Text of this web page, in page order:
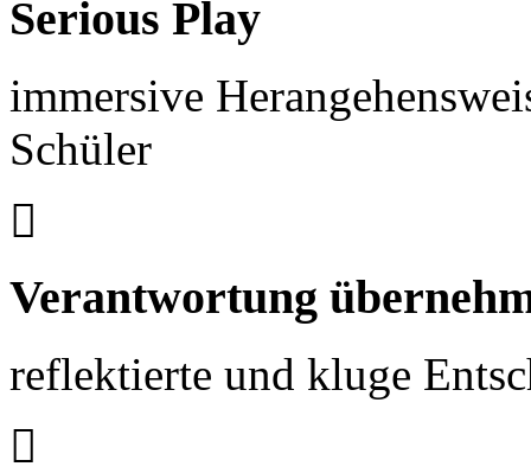
Serious Play
immersive
Schüler
Verantwortung
reflektierte und kluge